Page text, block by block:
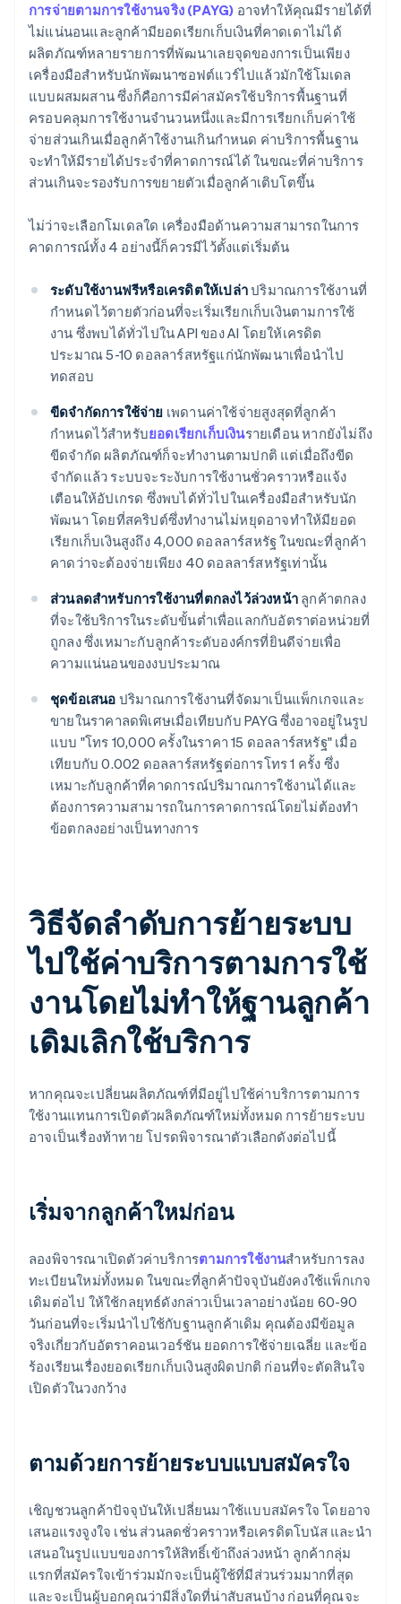
การจ่ายตามการใช้งานจริง (PAYG) อาจทำให้คุณมีรายได้ที่
ไม่แน่นอนและลูกค้ามียอดเรียกเก็บเงินที่คาดเดาไม่ได้
ผลิตภัณฑ์หลายรายการที่พัฒนาเลยจุดของการเป็นเพียง
เครื่องมือสำหรับนักพัฒนาซอฟต์แวร์ไปแล้วมักใช้โมเดล
แบบผสมผสาน ซึ่งก็คือการมีค่าสมัครใช้บริการพื้นฐานที่
ครอบคลุมการใช้งานจำนวนหนึ่งและมีการเรียกเก็บค่าใช้
จ่ายส่วนเกินเมื่อลูกค้าใช้งานเกินกำหนด ค่าบริการพื้นฐาน
จะทำให้มีรายได้ประจำที่คาดการณ์ได้ ในขณะที่ค่าบริการ
ส่วนเกินจะรองรับการขยายตัวเมื่อลูกค้าเติบโตขึ้น
ไม่ว่าจะเลือกโมเดลใด เครื่องมือด้านความสามารถในการ
คาดการณ์ทั้ง 4 อย่างนี้ก็ควรมีไว้ตั้งแต่เริ่มต้น
ระดับใช้งานฟรีหรือเครดิตให้เปล่าปริมาณการใช้งานที่
กำหนดไว้ตายตัวก่อนที่จะเริ่มเรียกเก็บเงินตามการใช้
งาน ซึ่งพบได้ทั่วไปใน API ของ AI โดยให้เครดิต
ประมาณ 5-10 ดอลลาร์สหรัฐแก่นักพัฒนาเพื่อนำไป
ทดสอบ
ขีดจำกัดการใช้จ่าย เพดานค่าใช้จ่ายสูงสุดที่ลูกค้า
กำหนดไว้สำหรับยอดเรียกเก็บเงินรายเดือน หากยังไม่ถึง
ขีดจำกัด ผลิตภัณฑ์ก็จะทำงานตามปกติ แต่เมื่อถึงขีด
จำกัดแล้ว ระบบจะระงับการใช้งานชั่วคราวหรือแจ้ง
เตือนให้อัปเกรด ซึ่งพบได้ทั่วไปในเครื่องมือสำหรับนัก
พัฒนา โดยที่สคริปต์ซึ่งทำงานไม่หยุดอาจทำให้มียอด
เรียกเก็บเงินสูงถึง 4,000 ดอลลาร์สหรัฐ ในขณะที่ลูกค้า
คาดว่าจะต้องจ่ายเพียง 40 ดอลลาร์สหรัฐเท่านั้น
ส่วนลดสำหรับการใช้งานที่ตกลงไว้ล่วงหน้า ลูกค้าตกลง
ที่จะใช้บริการในระดับขั้นต่ำเพื่อแลกกับอัตราต่อหน่วยที่
ถูกลง ซึ่งเหมาะกับลูกค้าระดับองค์กรที่ยินดีจ่ายเพื่อ
ความแน่นอนของงบประมาณ
ชุดข้อเสนอ ปริมาณการใช้งานที่จัดมาเป็นแพ็กเกจและ
ขายในราคาลดพิเศษเมื่อเทียบกับ PAYG ซึ่งอาจอยู่ในรูป
แบบ "โทร 10,000 ครั้งในราคา 15 ดอลลาร์สหรัฐ" เมื่อ
เทียบกับ 0.002 ดอลลาร์สหรัฐต่อการโทร 1 ครั้ง ซึ่ง
เหมาะกับลูกค้าที่คาดการณ์ปริมาณการใช้งานได้และ
ต้องการความสามารถในการคาดการณ์โดยไม่ต้องทำ
ข้อตกลงอย่างเป็นทางการ
วิธีจัดลำดับการย้ายระบบ
ไปใช้ค่าบริการตามการใช้
งานโดยไม่ทำให้ฐานลูกค้า
เดิมเลิกใช้บริการ
หากคุณจะเปลี่ยนผลิตภัณฑ์ที่มีอยู่ไปใช้ค่าบริการตามการ
ใช้งานแทนการเปิดตัวผลิตภัณฑ์ใหม่ทั้งหมด การย้ายระบบ
อาจเป็นเรื่องท้าทาย โปรดพิจารณาตัวเลือกดังต่อไปนี้
เริ่มจากลูกค้าใหม่ก่อน
ลองพิจารณาเปิดตัวค่าบริการตามการใช้งานสำหรับการลง
ทะเบียนใหม่ทั้งหมด ในขณะที่ลูกค้าปัจจุบันยังคงใช้แพ็กเกจ
เดิมต่อไป ให้ใช้กลยุทธ์ดังกล่าวเป็นเวลาอย่างน้อย 60-90
วันก่อนที่จะเริ่มนำไปใช้กับฐานลูกค้าเดิม คุณต้องมีข้อมูล
จริงเกี่ยวกับอัตราคอนเวอร์ชัน ยอดการใช้จ่ายเฉลี่ย และข้อ
ร้องเรียนเรื่องยอดเรียกเก็บเงินสูงผิดปกติ ก่อนที่จะตัดสินใจ
เปิดตัวในวงกว้าง
ตามด้วยการย้ายระบบแบบสมัครใจ
เชิญชวนลูกค้าปัจจุบันให้เปลี่ยนมาใช้แบบสมัครใจ โดยอาจ
เสนอแรงจูงใจ เช่น ส่วนลดชั่วคราวหรือเครดิตโบนัส และนำ
เสนอในรูปแบบของการให้สิทธิ์เข้าถึงล่วงหน้า ลูกค้ากลุ่ม
แรกที่สมัครใจเข้าร่วมมักจะเป็นผู้ใช้ที่มีส่วนร่วมมากที่สุด
และจะเป็นผู้บอกคุณว่ามีสิ่งใดที่น่าสับสนบ้าง ก่อนที่คุณจะ